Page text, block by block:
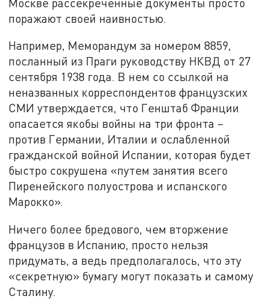
поражают своей наивностью.
Например, Меморандум за номером 8859,
посланный из Праги руководству НКВД от 27
сентября 1938 года. В нем со ссылкой на
неназванных корреспондентов французских
СМИ утверждается, что Генштаб Франции
опасается якобы войны на три фронта –
против Германии, Италии и ослабленной
гражданской войной Испании, которая будет
быстро сокрушена «путем занятия всего
Пиренейского полуострова и испанского
Марокко».
Ничего более бредового, чем вторжение
французов в Испанию, просто нельзя
придумать, а ведь предполагалось, что эту
«секретную» бумагу могут показать и самому
Сталину.